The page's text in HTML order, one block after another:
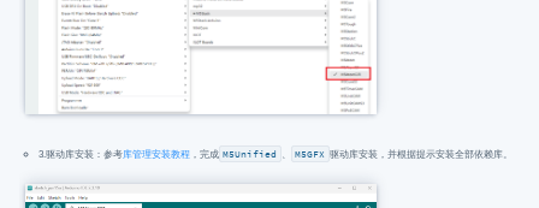
3.驱动库安装：参考库管理安装教程，完成 M5Unified 、 M5GFX 驱动库安装，并根据提示安装全部依赖库。